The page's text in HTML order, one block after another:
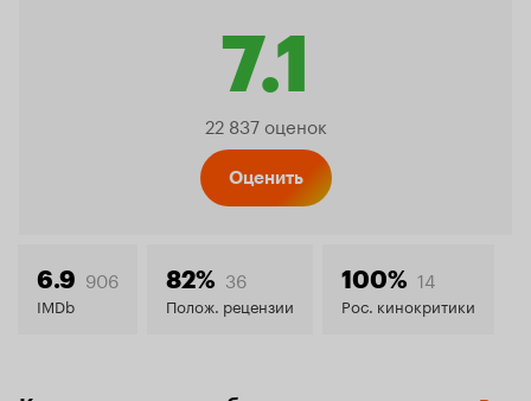
7.1
7.1
22 837 оценок
Оценить
6.9 906
IMDb
82% 36
Полож. рецензии
100% 14
Рос. кинокритики